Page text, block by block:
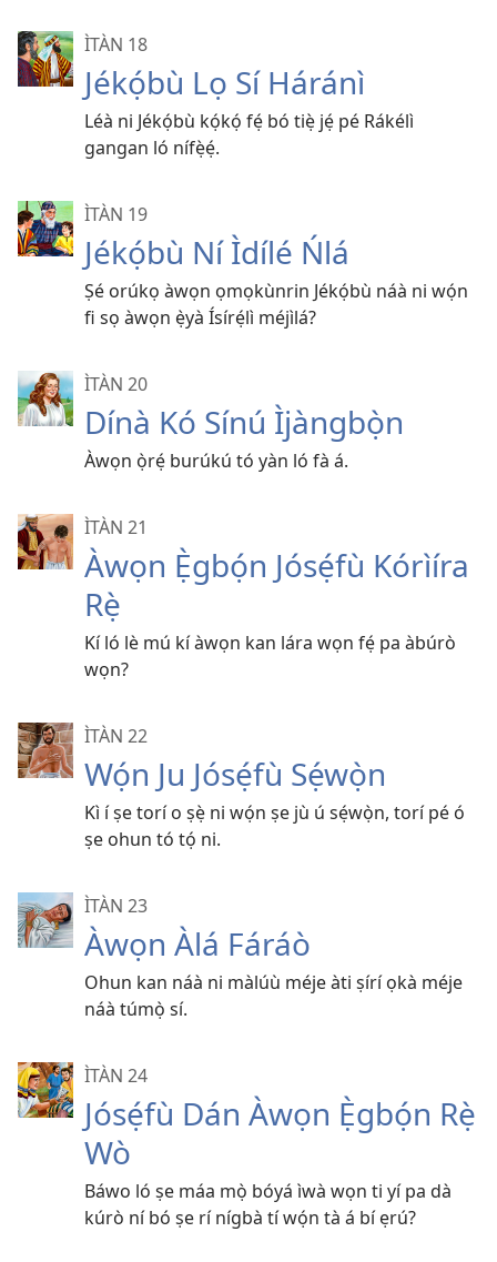
ÌTÀN 18
Jékọ́bù Lọ Sí Háránì
Léà ni Jékọ́bù kọ́kọ́ fẹ́ bó tiẹ̀ jẹ́ pé Rákélì
gangan ló nífẹ̀ẹ́.
ÌTÀN 19
Jékọ́bù Ní Ìdílé Ńlá
Ṣé orúkọ àwọn ọmọkùnrin Jékọ́bù náà ni wọ́n
fi sọ àwọn ẹ̀yà Ísírẹ́lì méjìlá?
ÌTÀN 20
Dínà Kó Sínú Ìjàngbọ̀n
Àwọn ọ̀rẹ́ burúkú tó yàn ló fà á.
ÌTÀN 21
Àwọn Ẹ̀gbọ́n Jósẹ́fù Kórìíra
Rẹ̀
Kí ló lè mú kí àwọn kan lára wọn fẹ́ pa àbúrò
wọn?
ÌTÀN 22
Wọ́n Ju Jósẹ́fù Sẹ́wọ̀n
Kì í ṣe torí o ṣẹ̀ ni wọ́n ṣe jù ú sẹ́wọ̀n, torí pé ó
ṣe ohun tó tọ́ ni.
ÌTÀN 23
Àwọn Àlá Fáráò
Ohun kan náà ni màlúù méje àti ṣírí ọkà méje
náà túmọ̀ sí.
ÌTÀN 24
Jósẹ́fù Dán Àwọn Ẹ̀gbọ́n Rẹ̀
Wò
Báwo ló ṣe máa mọ̀ bóyá ìwà wọn ti yí pa dà
kúrò ní bó ṣe rí nígbà tí wọ́n tà á bí ẹrú?